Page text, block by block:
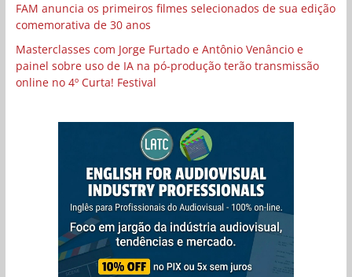
FAM anuncia os primeiros filmes selecionados de sua edição
comemorativa de 30 anos
Masterclasses com Jorge Furtado e Antônio Venâncio e
painel sobre uso de IA na pó-produção terão transmissão
online no 4º Curta! Festival